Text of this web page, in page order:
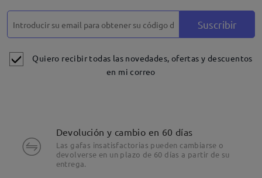
Suscribir
Quiero recibir todas las novedades, ofertas y descuentos
en mi correo
Devolución y cambio en 60 días
Las gafas insatisfactorias pueden cambiarse o
devolverse en un plazo de 60 días a partir de su
entrega.